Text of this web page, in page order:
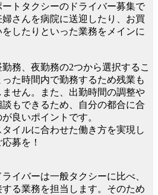
トタクシーのドライバー募集で
さんを病院に送迎したり、お買
したりといった業務をメインに
務、夜勤務の2つから選択するこ
た時間内で勤務するため残業も
せん。また、出勤時間の調整や
もできるため、自分の都合に合
良いポイントです。
イルに合わせた働き方を実現し
募を！
イバーは一般タクシーに比べ、
る業務を担当します。そのため